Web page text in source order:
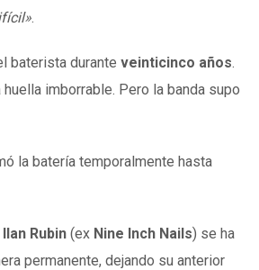
.
baterista durante veinticinco años.
huella imborrable. Pero la banda supo
la batería temporalmente hasta
Ilan Rubin (ex Nine Inch Nails) se ha
permanente, dejando su anterior